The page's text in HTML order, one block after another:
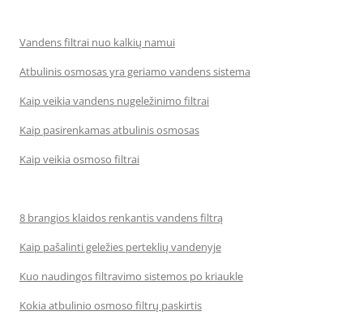
Vandens filtrai nuo kalkių namui
Atbulinis osmosas yra geriamo vandens sistema
Kaip veikia vandens nugeležinimo filtrai
Kaip pasirenkamas atbulinis osmosas
Kaip veikia osmoso filtrai
8 brangios klaidos renkantis vandens filtrą
Kaip pašalinti geležies perteklių vandenyje
Kuo naudingos filtravimo sistemos po kriaukle
Kokia atbulinio osmoso filtrų paskirtis